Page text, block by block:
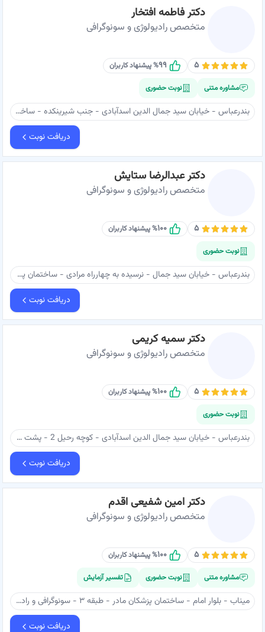
دکتر فاطمه افتخار
متخصص رادیولوژی و سونوگرافی
۵ ۹۹% پیشنهاد کاربران
مشاوره متنی نوبت حضوری
بندرعباس - خیابان سید جمال الدین اسدآبادی - جنب شیرینکده - ساختمان پزشکان کیان - دکتر افتخار
دریافت نوبت
دکتر عبدالرضا ستایش
متخصص رادیولوژی و سونوگرافی
۵ ۱۰۰% پیشنهاد کاربران
نوبت حضوری
بندرعباس - خیابان سید جمال - نرسیده به چهارراه مرادی - ساختمان پزشکان پارسیان - سونوگرفی دکتر ستایش
دریافت نوبت
دکتر سمیه کریمی
متخصص رادیولوژی و سونوگرافی
۵ ۱۰۰% پیشنهاد کاربران
نوبت حضوری
بندرعباس - خیابان سید جمال الدین اسدآبادی - کوچه رحیل 2 - پشت بانک سینا - ساختمان نیکان - طبقه سوم - دکتر کریمی
دریافت نوبت
دکتر امین شفیعی اقدم
متخصص رادیولوژی و سونوگرافی
۵ ۱۰۰% پیشنهاد کاربران
مشاوره متنی نوبت حضوری تفسیر آزمایش
میناب - بلوار امام - ساختمان پزشکان مادر - طبقه ۳ - سونوگرافی و رادیولوژی مینو - دکتر شفیعی اقدم
دریافت نوبت